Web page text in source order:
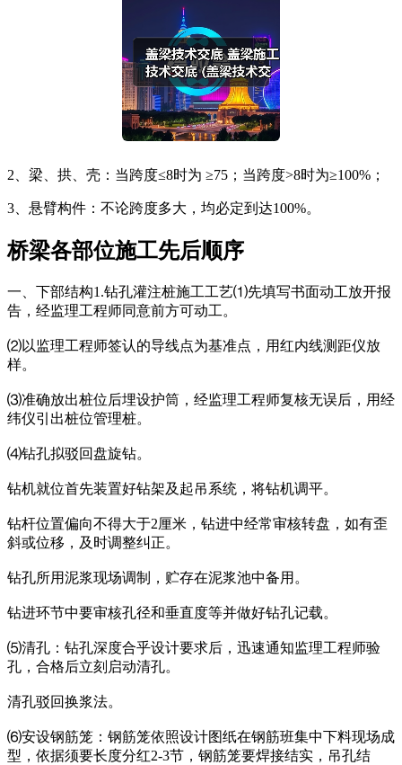
2、梁、拱、壳：当跨度≤8时为 ≥75；当跨度>8时为≥100%；
3、悬臂构件：不论跨度多大，均必定到达100%。
桥梁各部位施工先后顺序
一、下部结构1.钻孔灌注桩施工工艺⑴先填写书面动工放开报
告，经监理工程师同意前方可动工。
⑵以监理工程师签认的导线点为基准点，用红内线测距仪放
样。
⑶准确放出桩位后埋设护筒，经监理工程师复核无误后，用经
纬仪引出桩位管理桩。
⑷钻孔拟驳回盘旋钻。
钻机就位首先装置好钻架及起吊系统，将钻机调平。
钻杆位置偏向不得大于2厘米，钻进中经常审核转盘，如有歪
斜或位移，及时调整纠正。
钻孔所用泥浆现场调制，贮存在泥浆池中备用。
钻进环节中要审核孔径和垂直度等并做好钻孔记载。
⑸清孔：钻孔深度合乎设计要求后，迅速通知监理工程师验
孔，合格后立刻启动清孔。
清孔驳回换浆法。
⑹安设钢筋笼：钢筋笼依照设计图纸在钢筋班集中下料现场成
型，依据须要长度分红2-3节，钢筋笼要焊接结实，吊孔结